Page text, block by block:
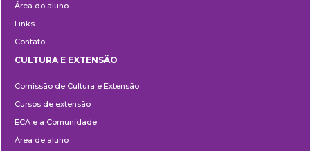
Área do aluno
Links
Contato
e
Extensão
CULTURA E EXTENSÃO
Comissão de Cultura e Extensão
Cursos de extensão
ECA e a Comunidade
Área de aluno